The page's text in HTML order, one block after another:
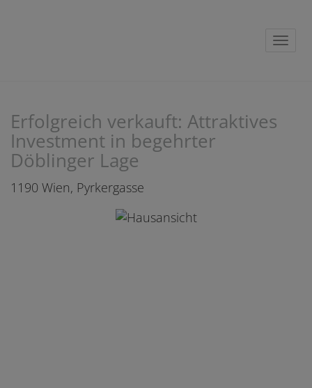
Erfolgreich verkauft: Attraktives
Investment in begehrter
Döblinger Lage
1190 Wien, Pyrkergasse